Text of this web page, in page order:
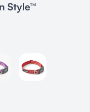
Style™